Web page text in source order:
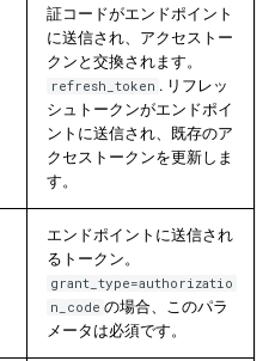
証コードがエンドポイント
に送信され、アクセストー
クンと交換されます。
refresh_token . リフレッ
シュトークンがエンドポイ
ントに送信され、既存のア
クセストークンを更新しま
す。
エンドポイントに送信され
るトークン。
grant_type=authorizatio
n_code の場合、このパラ
メータは必須です。